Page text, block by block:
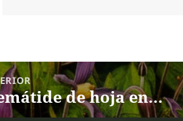
anterior: Clemátide de hoja entera